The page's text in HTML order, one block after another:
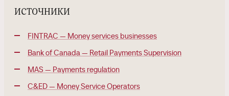
источники
FINTRAC — Money services businesses
Bank of Canada — Retail Payments Supervision
MAS — Payments regulation
C&ED — Money Service Operators